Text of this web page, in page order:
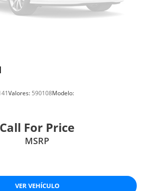
Valores: 590108Modelo:
Call For Price
MSRP
VER VEHÍCULO